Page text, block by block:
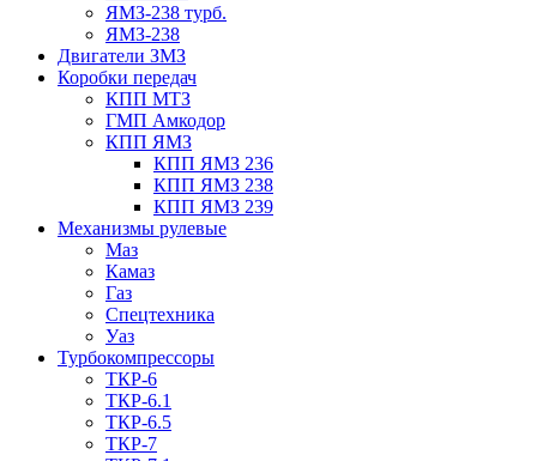
ЯМЗ-238 турб.
ЯМЗ-238
Двигатели ЗМЗ
Коробки передач
КПП МТЗ
ГМП Амкодор
КПП ЯМЗ
КПП ЯМЗ 236
КПП ЯМЗ 238
КПП ЯМЗ 239
Механизмы рулевые
Маз
Камаз
Газ
Спецтехника
Уаз
Турбокомпрессоры
ТКР-6
ТКР-6.1
ТКР-6.5
ТКР-7